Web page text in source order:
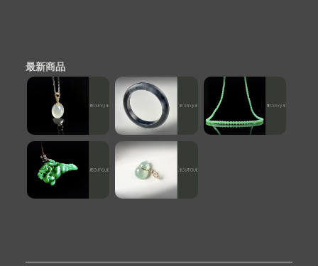
最新商品